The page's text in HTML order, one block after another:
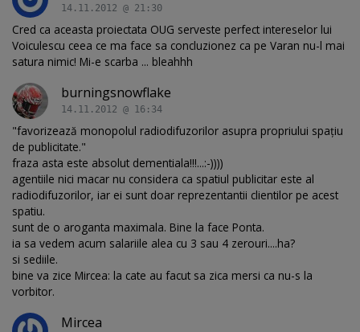
14.11.2012 @ 21:30
Cred ca aceasta proiectata OUG serveste perfect intereselor lui
Voiculescu ceea ce ma face sa concluzionez ca pe Varan nu-l mai
satura nimic! Mi-e scarba ... bleahhh
burningsnowflake
14.11.2012 @ 16:34
"favorizează monopolul radiodifuzorilor asupra propriului spațiu
de publicitate."
fraza asta este absolut dementiala!!!...:-))))
agentiile nici macar nu considera ca spatiul publicitar este al
radiodifuzorilor, iar ei sunt doar reprezentantii clientilor pe acest
spatiu.
sunt de o aroganta maximala. Bine la face Ponta.
ia sa vedem acum salariile alea cu 3 sau 4 zerouri....ha?
si sediile.
bine va zice Mircea: la cate au facut sa zica mersi ca nu-s la
vorbitor.
Mircea